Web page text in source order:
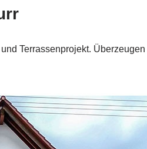
Terrassenprojekt.